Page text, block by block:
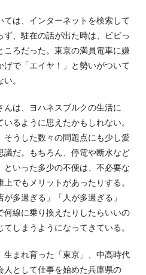
は、インターネットを検索して
ず、駐在の話が出た時は、ビビっ
ろだった。東京の満員電車に嫌
で「エイヤ！」と勢いがついて
。
は、ヨハネスブルクの生活に
るように思えたかもしれない。
そうした数々の問題点にも少し愛
だ。もちろん、停電や断水など
いった多少の不便は、不必要な
でもメリットがあったりする。
多過ぎる」「人が多過ぎる」
何線に乗り換えたりしたらいいの
しまうようになってきている。
生まれ育った「東京」、中高時代
人として仕事を始めた兵庫県の